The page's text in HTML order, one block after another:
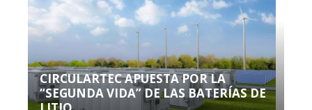
CIRCULARTEC APUESTA POR LA
“SEGUNDA VIDA” DE LAS BATERÍAS DE